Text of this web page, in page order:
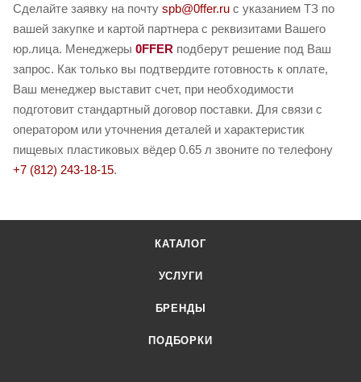
Сделайте заявку на почту spb@0ffer.ru с указанием ТЗ по
вашей закупке и картой партнера с реквизитами Вашего
юр.лица. Менеджеры 0FFER подберут решение под Ваш
запрос. Как только вы подтвердите готовность к оплате,
Ваш менеджер выставит счет, при необходимости
подготовит стандартный договор поставки. Для связи с
оператором или уточнения деталей и характеристик
пищевых пластиковых вёдер 0.65 л звоните по телефону
+7 (812) 243-18-15.
КАТАЛОГ
УСЛУГИ
БРЕНДЫ
ПОДБОРКИ